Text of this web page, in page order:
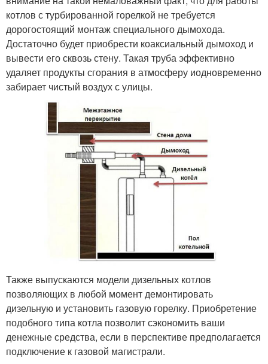
котлов с турбированной горелкой не требуется
дорогостоящий монтаж специального дымохода.
Достаточно будет приобрести коаксиальный дымоход и
вывести его сквозь стену. Такая труба эффективно
удаляет продукты сгорания в атмосферу иодновременно
забирает чистый воздух с улицы.
Также выпускаются модели дизельных котлов
позволяющих в любой момент демонтировать
дизельную и установить газовую горелку. Приобретение
подобного типа котла позволит сэкономить ваши
денежные средства, если в перспективе предполагается
подключение к газовой магистрали.